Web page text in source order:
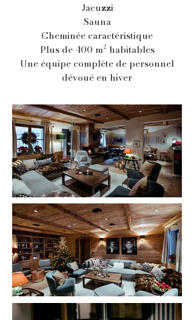
Jacuzzi
Sauna
Cheminée caractéristique
Plus de 400 m² habitables
Une équipe complète de personnel
dévoué en hiver